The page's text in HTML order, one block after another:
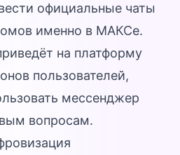
официальные чаты
именно в МАКСе.
на платформу
пользователей,
мессенджер
вопросам.